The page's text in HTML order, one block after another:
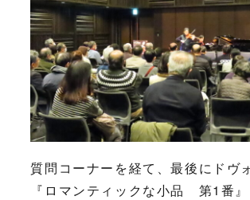
質問コーナーを経て、最後にドヴ
『ロマンティックな小品 第1番